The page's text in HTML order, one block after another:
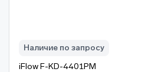
Наличие по запросу
iFlow F-KD-4401PM